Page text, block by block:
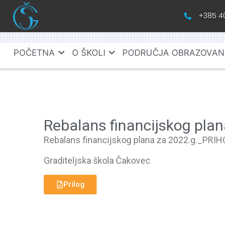
+385
POČETNA O ŠKOLI PODRUČJA
Rebalans financijskog
Rebalans financijskog plana za
Graditeljska škola Čakovec
Prilog